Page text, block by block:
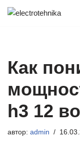
Как
h3 12
автор: admin